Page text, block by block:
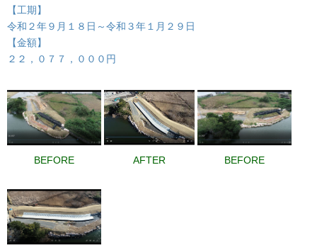
【工期】
令和２年９月１８日～令和３年１月２９日
【金額】
２２，０７７，０００円
BEFORE AFTER BEFORE